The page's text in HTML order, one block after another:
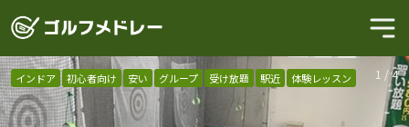
1 /4
インドア 初心者向け 安い グループ 受け放題 駅近 体験レッスン